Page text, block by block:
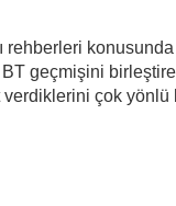
rehberleri konusunda
BT geçmişini
verdiklerini çok yönlü